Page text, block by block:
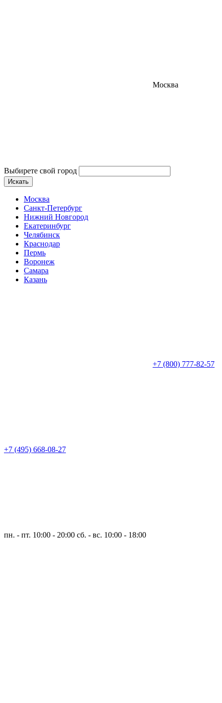
Москва
Выбирете свой город
Искать
Москва
Санкт-Петербург
Нижний Новгород
Екатеринбург
Челябинск
Краснодар
Пермь
Воронеж
Самара
Казань
+7 (800) 777-82-57
+7 (495) 668-08-27
пн. - пт. 10:00 - 20:00 сб. - вс. 10:00 - 18:00